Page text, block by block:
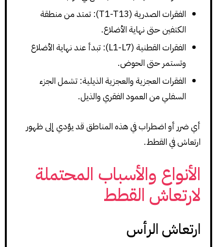
الفقرات الصدرية (T1-T13): تمتد من منطقة
الكتفين حتى نهاية الأضلاع.
الفقرات القطنية (L1-L7): تبدأ عند نهاية الأضلاع
وتستمر حتى الحوض.
الفقرات العجزية والعجزية الذيلية: تشمل الجزء
السفلي من العمود الفقري والذيل.
أي ضرر أو اضطراب في هذه المناطق قد يؤدي إلى ظهور
ارتعاش في القطط.
الأنواع والأسباب المحتملة
لارتعاش القطط
ارتعاش الرأس